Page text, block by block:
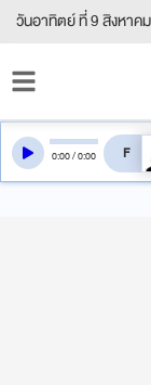
วันอาทิตย์ ที่ 9 สิงหาค
0:00/0:00